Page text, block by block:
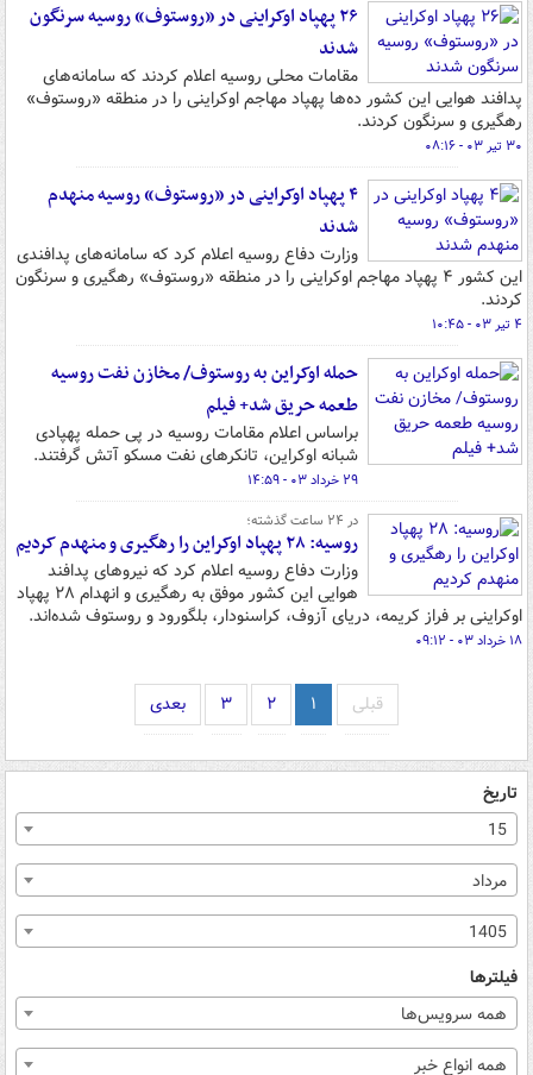
۲۶ پهپاد اوکراینی در «روستوف» روسیه سرنگون
شدند
مقامات محلی روسیه اعلام کردند که سامانه‌های
پدافند هوایی این کشور ده‌ها پهپاد مهاجم اوکراینی را در منطقه «روستوف»
رهگیری و سرنگون کردند.
۳۰ تیر ۰۳ - ۰۸:۱۶
۴ پهپاد اوکراینی در «روستوف» روسیه منهدم
شدند
وزارت دفاع روسیه اعلام کرد که سامانه‌های پدافندی
این کشور ۴ پهپاد مهاجم اوکراینی را در منطقه «روستوف» رهگیری و سرنگون
کردند.
۴ تیر ۰۳ - ۱۰:۴۵
حمله اوکراین به روستوف/ مخازن نفت روسیه
طعمه حریق شد+ فیلم
براساس اعلام مقامات روسیه در پی حمله پهپادی
شبانه اوکراین، تانکرهای نفت مسکو آتش گرفتند.
۲۹ خرداد ۰۳ - ۱۴:۵۹
در ۲۴ ساعت گذشته؛
روسیه: ۲۸ پهپاد اوکراین را رهگیری و منهدم کردیم
وزارت دفاع روسیه اعلام کرد که نیروهای پدافند
هوایی این کشور موفق به رهگیری و انهدام ۲۸ پهپاد
اوکراینی بر فراز کریمه، دریای آزوف، کراسنودار، بلگورود و روستوف شده‌اند.
۱۸ خرداد ۰۳ - ۰۹:۱۲
قبلی ۱ ۲ ۳ بعدی
تاریخ
15
مرداد
1405
فیلترها
همه سرویس‌ها
همه انواع خبر